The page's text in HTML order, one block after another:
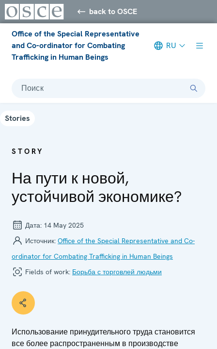
back to OSCE
Office of the Special Representative
and Co-ordinator for Combating
Trafficking in Human Beings
RU
Поиск
Stories
STORY
На пути к новой,
устойчивой экономике?
Дата: 14 May 2025
Источник: Office of the Special Representative and Co-
ordinator for Combating Trafficking in Human Beings
Fields of work: Борьба с торговлей людьми
Использование принудительного труда становится
все более распространенным в производстве